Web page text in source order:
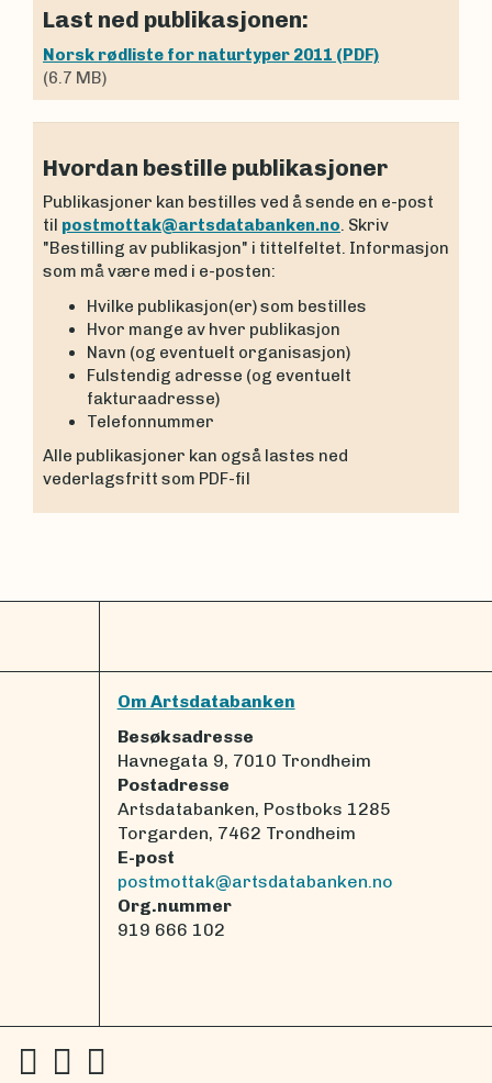
Last ned publikasjonen:
Norsk rødliste for naturtyper 2011 (PDF)
(6.7 MB)
Hvordan bestille publikasjoner
Publikasjoner kan bestilles ved å sende en e-post
til postmottak@artsdatabanken.no. Skriv
"Bestilling av publikasjon" i tittelfeltet. Informasjon
som må være med i e-posten:
Hvilke publikasjon(er) som bestilles
Hvor mange av hver publikasjon
Navn (og eventuelt organisasjon)
Fulstendig adresse (og eventuelt
fakturaadresse)
Telefonnummer
Alle publikasjoner kan også lastes ned
vederlagsfritt som PDF-fil
Om Artsdatabanken
Besøksadresse
Havnegata 9, 7010 Trondheim
Postadresse
Artsdatabanken, Postboks 1285
Torgarden, 7462 Trondheim
E-post
postmottak@artsdatabanken.no
Org.nummer
919 666 102